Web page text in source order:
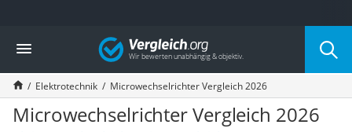
Die beliebtesten Vergleiche nach Kategorie
Baumarkt
Tresor feuerfest
Makita-Akku-Rasenmäher
Kappsäge
Smartes Türschloss
Vergleich
Elektrotechnik Microwechselrichter Vergleich 2026
Microwechselrichter Vergleich 2026